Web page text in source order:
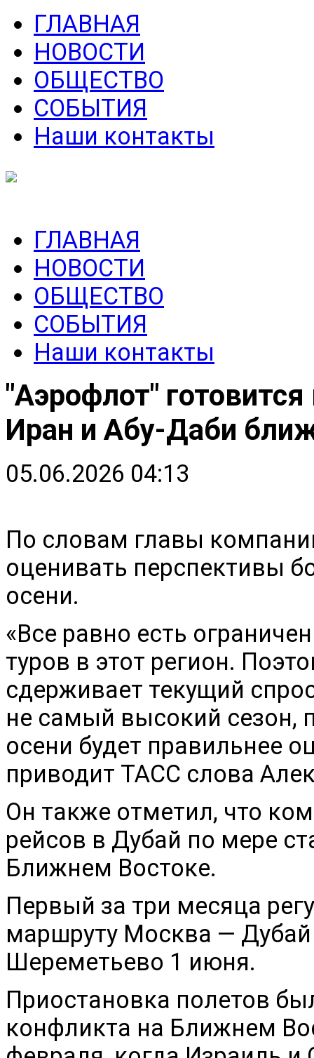
ГЛАВНАЯ
НОВОСТИ
ОБЩЕСТВО
СОБЫТИЯ
Наши контакты
ГЛАВНАЯ
НОВОСТИ
ОБЩЕСТВО
СОБЫТИЯ
Наши контакты
"Аэрофлот"
Иран и Абу-Даби
05.06.2026 04:13
По словам главы
оценивать перспективы
осени.
«Все равно есть
туров в этот регион.
сдерживает текущий
не самый высокий сезон,
осени будет правильнее
приводит ТАСС слова
Он также отметил, что
рейсов в Дубай по мере
Ближнем Востоке.
Первый за три месяца
маршруту Москва —
Шереметьево 1 июня.
Приостановка полетов
конфликта на Ближнем